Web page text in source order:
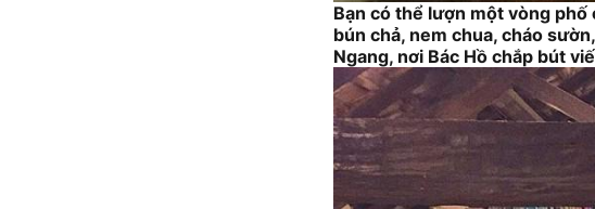
Bạn có thể lượn một vòng
bún chả, nem chua, cháo
Ngang, nơi Bác Hồ chắp bút